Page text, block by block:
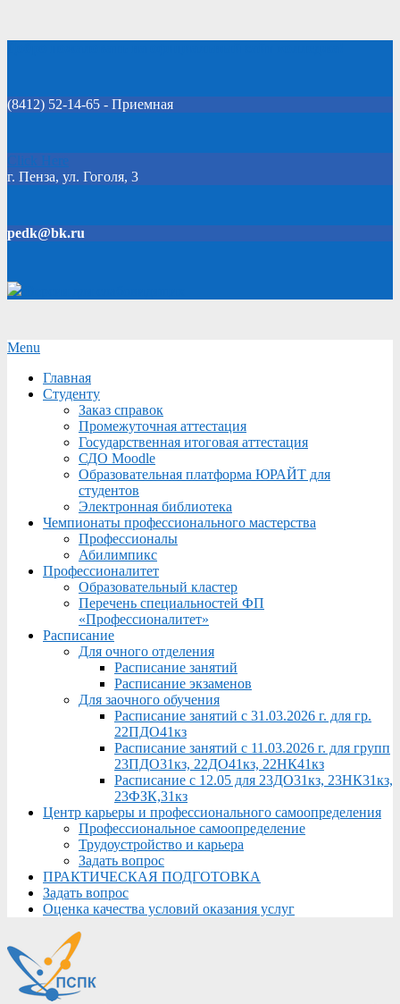
(8412) 52-14-65 - Приемная
Click Here
г. Пенза, ул. Гоголя, 3
pedk@bk.ru
Secondary
Menu
Menu
Главная
Студенту
Заказ справок
Промежуточная аттестация
Государственная итоговая аттестация
СДО Moodle
Образовательная платформа ЮРАЙТ для
студентов
Электронная библиотека
Чемпионаты профессионального мастерства
Профессионалы
Абилимпикс
Профессионалитет
Образовательный кластер
Перечень специальностей ФП
«Профессионалитет»
Расписание
Для очного отделения
Расписание занятий
Расписание экзаменов
Для заочного обучения
Расписание занятий с 31.03.2026 г. для гр.
22ПДО41кз
Расписание занятий с 11.03.2026 г. для групп
23ПДО31кз, 22ДО41кз, 22НК41кз
Расписание с 12.05 для 23ДО31кз, 23НК31кз,
23ФЗК,31кз
Центр карьеры и профессионального самоопределения
Профессиональное самоопределение
Трудоустройство и карьера
Задать вопрос
ПРАКТИЧЕСКАЯ ПОДГОТОВКА
Задать вопрос
Оценка качества условий оказания услуг